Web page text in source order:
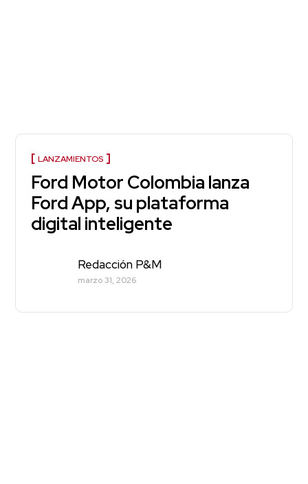
LANZAMIENTOS
Ford Motor Colombia lanza
Ford App, su plataforma
digital inteligente
Redacción P&M
marzo 31, 2026